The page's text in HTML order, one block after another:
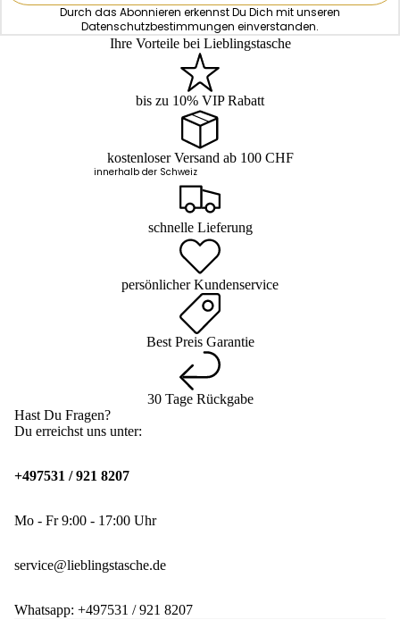
Durch das Abonnieren erkennst Du Dich mit unseren
Datenschutzbestimmungen einverstanden.
Ihre Vorteile bei Lieblingstasche
bis zu 10% VIP Rabatt
kostenloser Versand ab 100 CHF
innerhalb der Schweiz
schnelle Lieferung
persönlicher Kundenservice
Best Preis Garantie
30 Tage Rückgabe
Hast Du Fragen?
Du erreichst uns unter:
+497531 / 921 8207
Mo - Fr 9:00 - 17:00 Uhr
service@lieblingstasche.de
Whatsapp: +497531 / 921 8207